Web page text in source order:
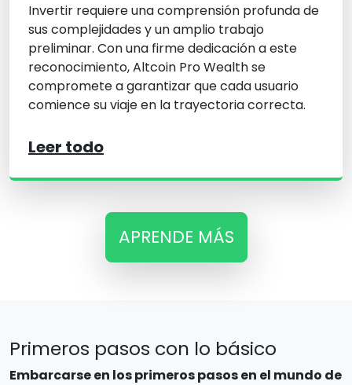
Invertir requiere una comprensión profunda de
sus complejidades y un amplio trabajo
preliminar. Con una firme dedicación a este
reconocimiento, Altcoin Pro Wealth se
compromete a garantizar que cada usuario
comience su viaje en la trayectoria correcta.
Leer todo
APRENDE MÁS
Primeros pasos con lo básico
Embarcarse en los primeros pasos en el mundo de